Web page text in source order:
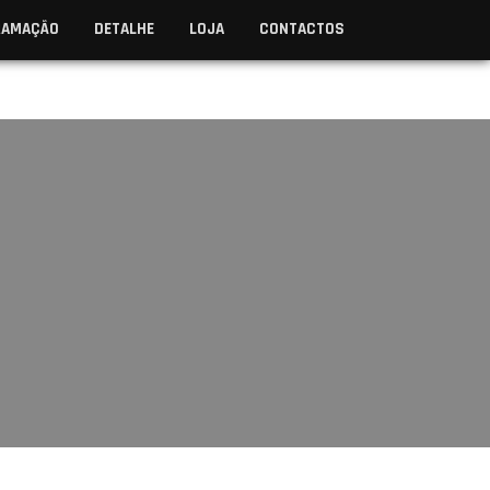
DETALHE LOJA CONTACTOS